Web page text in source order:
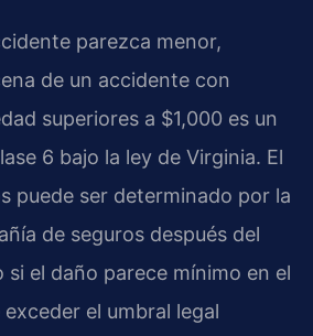
parezca menor,
de un accidente con
superiores a $1,000 es un
6 bajo la ley de Virginia. El
puede ser determinado por la
de seguros después del
si el daño parece mínimo en el
el umbral legal